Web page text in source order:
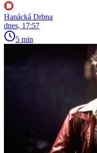
Hanácká Drbna
dnes, 17:57
5 min